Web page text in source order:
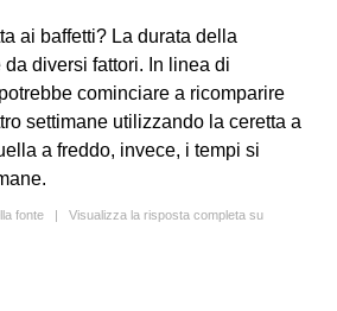
ai baffetti? La durata della
diversi fattori. In linea di
cominciare a ricomparire
settimane utilizzando la ceretta a
a freddo, invece, i tempi si
fonte | Visualizza la risposta completa su